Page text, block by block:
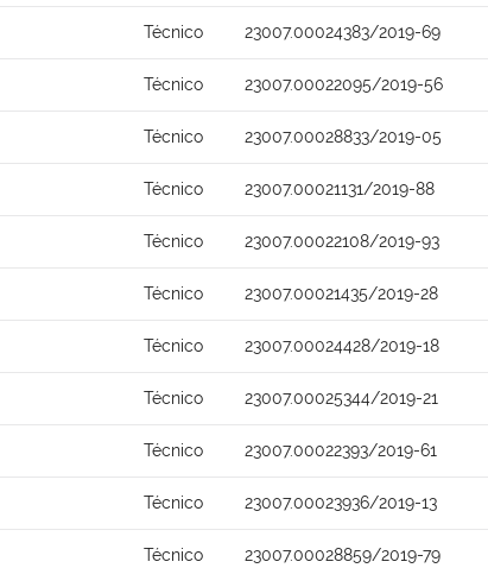
Técnico 23007.00024383/2019-69
Técnico 23007.00022095/2019-56
Técnico 23007.00028833/2019-05
Técnico 23007.00021131/2019-88
Técnico 23007.00022108/2019-93
Técnico 23007.00021435/2019-28
Técnico 23007.00024428/2019-18
Técnico 23007.00025344/2019-21
Técnico 23007.00022393/2019-61
Técnico 23007.00023936/2019-13
Técnico 23007.00028859/2019-79